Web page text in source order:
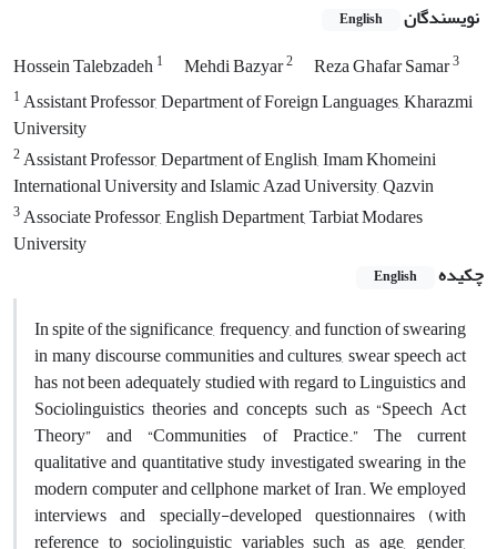
نویسندگان English
Hossein Talebzadeh1 Mehdi Bazyar2 Reza Ghafar Samar3
1Assistant Professor, Department of Foreign Languages, Kharazmi
University
2Assistant Professor, Department of English, Imam Khomeini
International University and Islamic Azad University, Qazvin
3Associate Professor, English Department, Tarbiat Modares
University
چکیده
English
In spite of the significance, frequency, and function of swearing
in many discourse communities and cultures, swear speech act
has not been adequately studied with regard to Linguistics and
Sociolinguistics theories and concepts such as “Speech Act
Theory” and “Communities of Practice.” The current
qualitative and quantitative study investigated swearing in the
modern computer and cellphone market of Iran. We employed
interviews and specially-developed questionnaires (with
reference to sociolinguistic variables such as age, gender,